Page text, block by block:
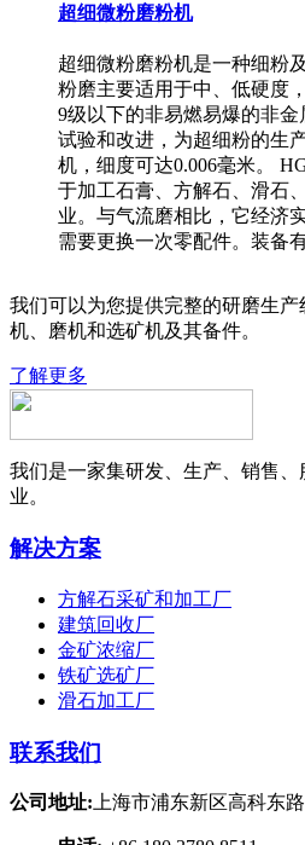
超细微粉磨粉机
超细微粉磨粉机是一种细粉
粉磨主要适用于中、低硬度
9级以下的非易燃易爆的非
试验和改进，为超细粉的生
机，细度可达0.006毫米。
于加工石膏、方解石、滑石
业。与气流磨相比，它经济
需要更换一次零配件。装备
我们可以为您提供完整的研磨生
机、磨机和选矿机及其备件。
了解更多
我们是一家集研发、生产、销售
业。
解决方案
方解石采矿和加工厂
建筑回收厂
金矿浓缩厂
铁矿选矿厂
滑石加工厂
联系我们
公司地址: 上海市浦东新区高科东